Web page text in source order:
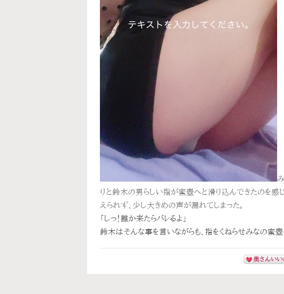
りと鈴木の男らしい指が蜜壺へと滑り込んできたのを感
えられず、少し大きめの声が漏れてしまった。
「しっ！誰か来たらバレるよ」
鈴木はそんな事を言いながらも、指をくねらせみなの蜜壺
奥さんいい